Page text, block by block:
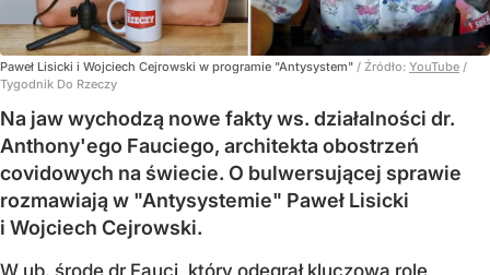
Paweł Lisicki i Wojciech Cejrowski w programie "Antysystem" / Źródło: YouTube /
Tygodnik Do Rzeczy
Na jaw wychodzą nowe fakty ws. działalności dr.
Anthony'ego Fauciego, architekta obostrzeń
covidowych na świecie. O bulwersującej sprawie
rozmawiają w "Antysystemie" Paweł Lisicki
i Wojciech Cejrowski.
W ub. środę dr Fauci, który odegrał kluczową rolę